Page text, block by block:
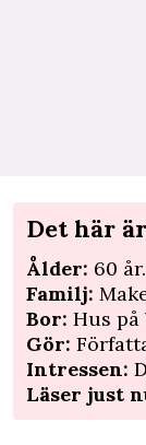
Det här
Ålder: 60 år.
Familj:
Bor: Hus
Gör:
Intressen:
Läser just